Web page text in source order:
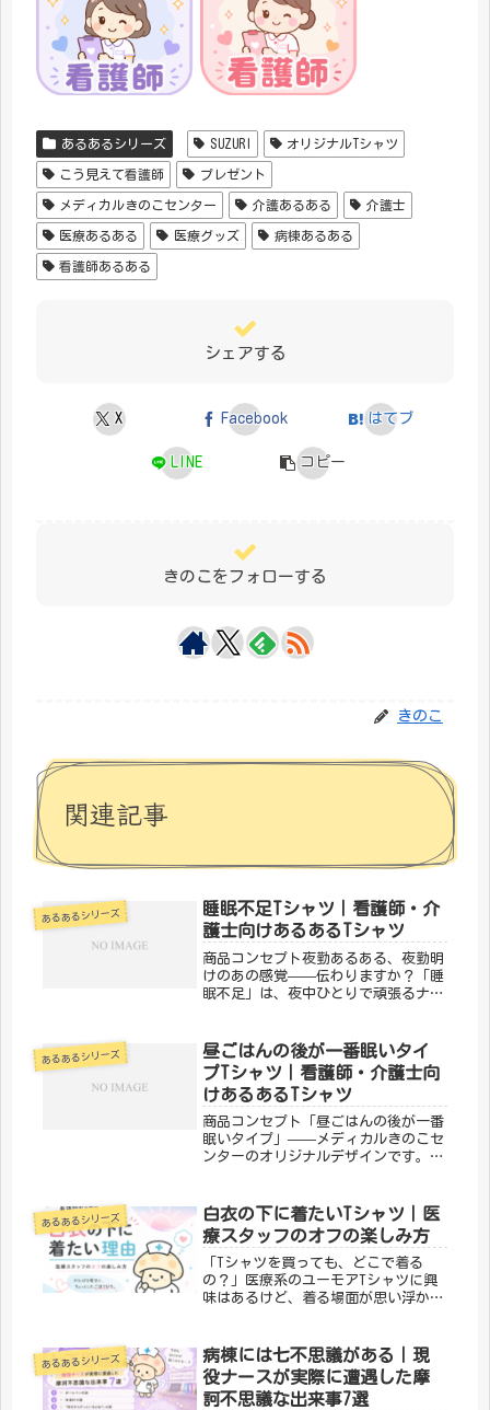
あるあるシリーズ SUZURI オリジナルTシャツ
こう見えて看護師 プレゼント
メディカルきのこセンター 介護あるある 介護士
医療あるある 医療グッズ 病棟あるある
看護師あるある
シェアする
X Facebook はてブ
LINE コピー
きのこをフォローする
きのこ
関連記事
あるあるシリーズ
睡眠不足Tシャツ｜看護師・介
護士向けあるあるTシャツ
商品コンセプト夜勤あるある、夜勤明
けのあの感覚——伝わりますか？「睡
眠不足」は、夜中ひとりで頑張るナー
共感とエールを込めて。「メディカル
きのこセンター」が手がけるこのデザ
イ...
あるあるシリーズ
昼ごはんの後が一番眠いタイ
プTシャツ｜看護師・介護士向
けあるあるTシャツ
商品コンセプト「昼ごはんの後が一番
眠いタイプ」——メディカルきのこセ
ンターのオリジナルデザインです。医
ツ。日常使いはもちろん、プレゼント
にもぴったりです。「メディカルきの
こ...
あるあるシリーズ
白衣の下に着たいTシャツ｜医
療スタッフのオフの楽しみ方
「Tシャツを買っても、どこで着る
の？」医療系のユーモアTシャツに興
味はあるけど、着る場面が思い浮かば
ートでわざわざ着るものでもないか
な、と。でも実は、医療従事者の日常
には「...
あるあるシリーズ
病棟には七不思議がある｜現
役ナースが実際に遭遇した摩
訶不思議な出来事7選